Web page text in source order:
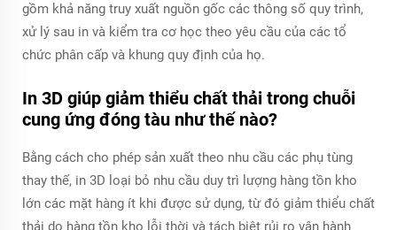
gồm khả năng truy xuất nguồn gốc các thông số quy trình,
xử lý sau in và kiểm tra cơ học theo yêu cầu của các tổ
chức phân cấp và khung quy định của họ.
In 3D giúp giảm thiểu chất thải trong chuỗi
cung ứng đóng tàu như thế nào?
Bằng cách cho phép sản xuất theo nhu cầu các phụ tùng
thay thế, in 3D loại bỏ nhu cầu duy trì lượng hàng tồn kho
lớn các mặt hàng ít khi được sử dụng, từ đó giảm thiểu chất
thải do hàng tồn kho lỗi thời và tách biệt rủi ro vận hành